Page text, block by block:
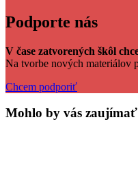
Podporte nás
V čase zatvorených škôl
Na tvorbe nových materiálov
Chcem podporiť
Mohlo by vás zaujímať